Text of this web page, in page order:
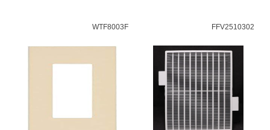
WTF8003F FFV2510302